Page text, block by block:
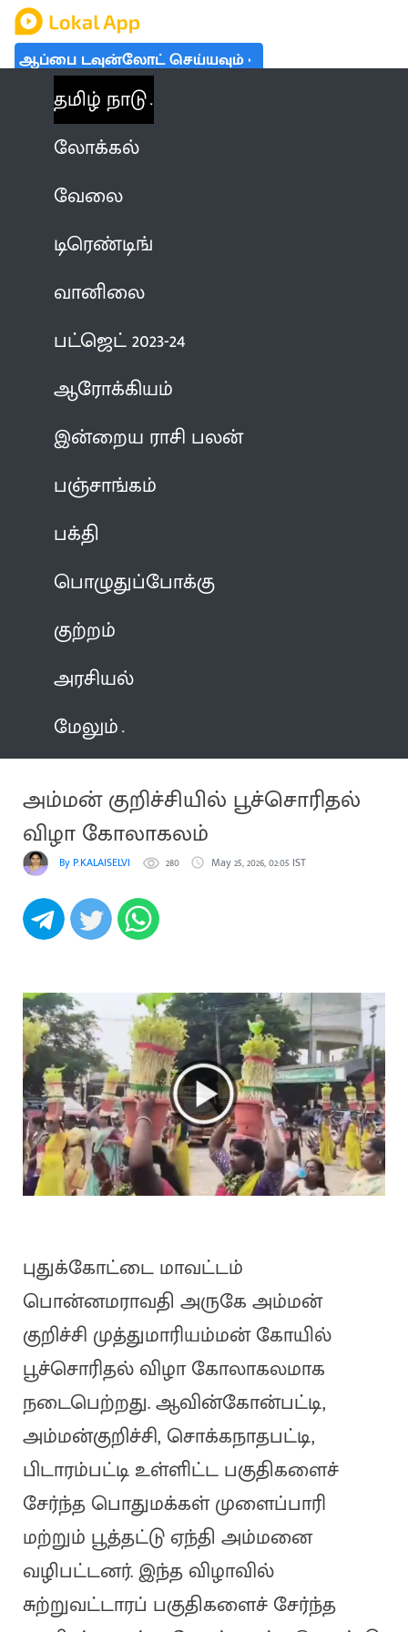
ஆப்பை டவுன்லோட் செய்யவும்
தமிழ் நாடு
லோக்கல்
வேலை
டிரெண்டிங்
வானிலை
பட்ஜெட் 2023-24
ஆரோக்கியம்
இன்றைய ராசி பலன்
பஞ்சாங்கம்
பக்தி
பொழுதுப்போக்கு
குற்றம்
அரசியல்
மேலும்
அம்மன் குறிச்சியில் பூச்சொரிதல்
விழா கோலாகலம்
By P.KALAISELVI 280 May 25, 2026, 02:05 IST
புதுக்கோட்டை மாவட்டம்
பொன்னமராவதி அருகே அம்மன்
குறிச்சி முத்துமாரியம்மன் கோயில்
பூச்சொரிதல் விழா கோலாகலமாக
நடைபெற்றது. ஆவின்கோன்பட்டி,
அம்மன்குறிச்சி, சொக்கநாதபட்டி,
பிடாரம்பட்டி உள்ளிட்ட பகுதிகளைச்
சேர்ந்த பொதுமக்கள் முளைப்பாரி
மற்றும் பூத்தட்டு ஏந்தி அம்மனை
வழிபட்டனர். இந்த விழாவில்
சுற்றுவட்டாரப் பகுதிகளைச் சேர்ந்த